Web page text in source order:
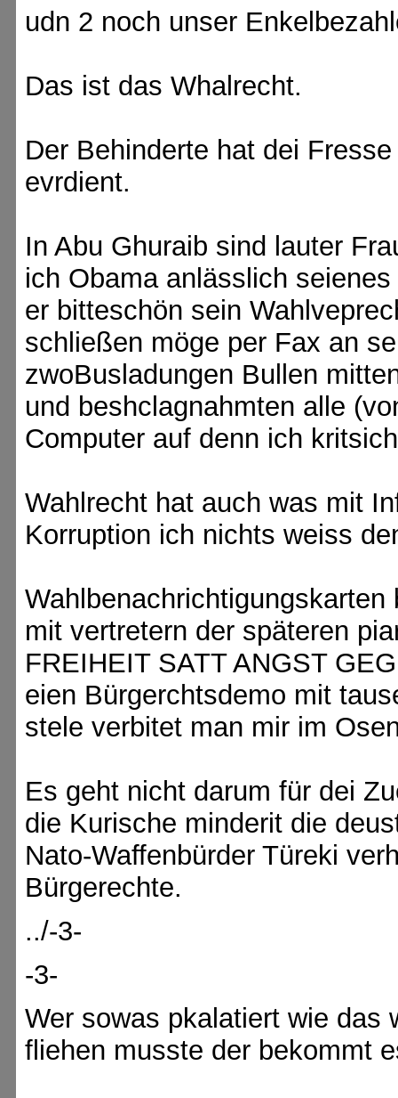
udn 2 noch unser
Das ist das Whalrecht.
Der Behinderte hat dei
evrdient.
In Abu Ghuraib sind lauter
ich Obama anlässlich
er bitteschön sein
schließen möge per Fax an
zwoBusladungen Bullen
und beshclagnahmten alle
Computer auf denn ich
Wahlrecht hat auch was mit
Korruption ich nichts weiss
mit vertretern der späteren
FREIHEIT SATT ANGST
eien Bürgerchtsdemo mit
stele verbitet man mir im
Es geht nicht darum für dei
die Kurische minderit die
Nato-Waffenbürder Türeki
Bürgerechte.
../-3-
-3-
Wer sowas pkalatiert wie das
fliehen musste der bekommt